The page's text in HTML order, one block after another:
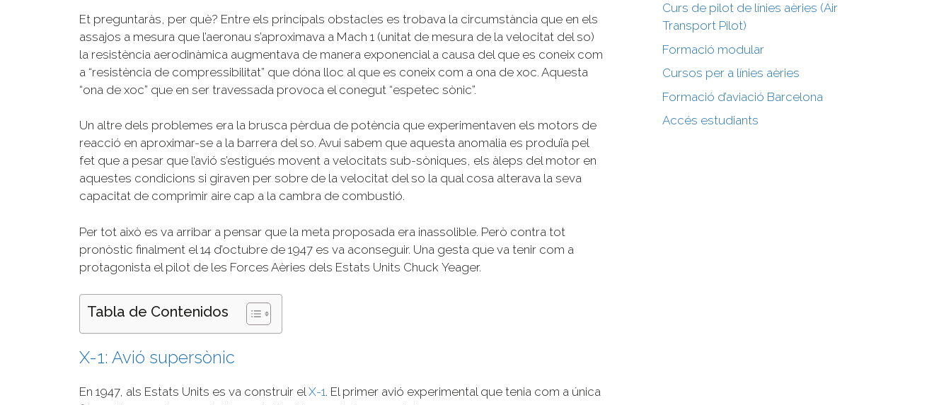
Et preguntaràs, per què? Entre els principals obstacles es trobava la circumstància que en els
assajos a mesura que l’aeronau s’aproximava a Mach 1 (unitat de mesura de la velocitat del so)
la resistència aerodinàmica augmentava de manera exponencial a causa del que es coneix com
a “resistència de compressibilitat” que dóna lloc al que es coneix com a ona de xoc. Aquesta
“ona de xoc” que en ser travessada provoca el conegut “espetec sònic”.
Un altre dels problemes era la brusca pèrdua de potència que experimentaven els motors de
reacció en aproximar-se a la barrera del so. Avui sabem que aquesta anomalia es produïa pel
fet que a pesar que l’avió s’estigués movent a velocitats sub-sòniques, els àleps del motor en
aquestes condicions si giraven per sobre de la velocitat del so la qual cosa alterava la seva
capacitat de comprimir aire cap a la cambra de combustió.
Per tot això es va arribar a pensar que la meta proposada era inassolible. Però contra tot
pronòstic finalment el 14 d’octubre de 1947 es va aconseguir. Una gesta que va tenir com a
protagonista el pilot de les Forces Aèries dels Estats Units Chuck Yeager.
Tabla de Contenidos
X-1: Avió supersònic
En 1947, als Estats Units es va construir elX-1. El primer avió experimental que tenia com a única
Curs de pilot de línies aèries (Air
Transport Pilot)
Formació modular
Cursos per a línies aèries
Formació d’aviació Barcelona
Accés estudiants